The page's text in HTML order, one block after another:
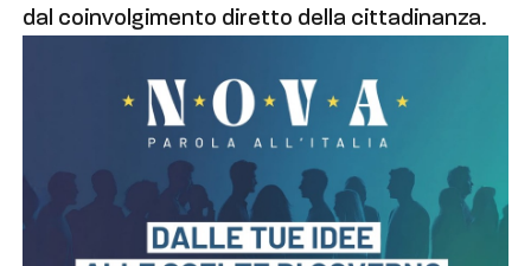
dal coinvolgimento diretto della cittadinanza.